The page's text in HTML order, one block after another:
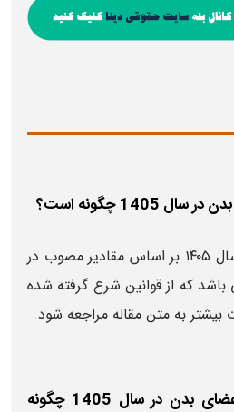
مقدار دیه اعضا بدن در سال ۱۴۰۵ بر اساس مقادیر مصوب در
که از قوانین شرع گرفته شده
به متن مقاله مراجعه شود.
2- نحوه محاسبه دیه اعضای بدن در سال 1405 چگونه